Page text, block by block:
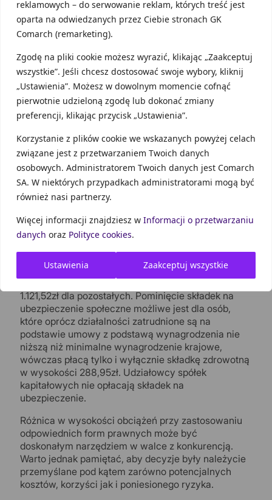
reklamowych – do serwowanie reklam, których treść jest
oparta na odwiedzanych przez Ciebie stronach GK
Comarch (remarketing).
Zgodę na pliki cookie możesz wyrazić, klikając „Zaakceptuj
wszystkie”. Jeśli chcesz dostosować swoje wybory, kliknij
„Ustawienia”. Możesz w dowolnym momencie cofnąć
pierwotnie udzieloną zgodę lub dokonać zmiany
preferencji, klikając przycisk „Ustawienia”.
Korzystanie z plików cookie we wskazanych powyżej celach
związane jest z przetwarzaniem Twoich danych
osobowych. Administratorem Twoich danych jest Comarch
SA. W niektórych przypadkach administratorami mogą być
również nasi partnerzy.
Więcej informacji znajdziesz w Informacji o przetwarzaniu
danych oraz Polityce cookies.
Ustawienia Zaakceptuj wszystkie
udziałowca od odpowiedzialności za zobowiązania
spółki jest możliwość utworzenia spółki
komandytowej, w której rolę komplementariusza
pełni spółka z o.o. z minimalnym kapitałem oraz
minimalnym prawem do udziału w zysku, a rolę
komandytariusza pełni osoba fizyczna opłacająca
podatek dochodowy na zasadach ogólnych (liniowo
lub wg skali).
Zgodnie z przepisami ustawy o systemie
składek na ubezpieczenie społeczne i zdrowotne są
osoby prowadzące pozarolniczą działalność
gospodarczą. W katalogu tych osób oprócz osób
prowadzących indywidualną działalność, czy
działalność w formie spółki cywilnej znaleźli się
także wspólnicy jednoosobowej spółki z o.o., spółki
jawnej, komandytowej i partnerskiej. Wysokość
obciążeń waha się w 2016r. od 451,68zł dla nowego
podstawie wpisu do CEIDG, lub która nie prowadziła
1.121,52zł dla pozostałych. Pominięcie składek na
ubezpieczenie społeczne możliwe jest dla osób,
które oprócz działalności zatrudnione są na
podstawie umowy z podstawą wynagrodzenia nie
niższą niż minimalne wynagrodzenie krajowe,
wówczas płacą tylko i wyłącznie składkę zdrowotną
w wysokości 288,95zł. Udziałowcy spółek
kapitałowych nie opłacają składek na
ubezpieczenie.
Różnica w wysokości obciążeń przy zastosowaniu
odpowiednich form prawnych może być
doskonałym narzędziem w walce z konkurencją.
Warto jednak pamiętać, aby decyzje były należycie
przemyślane pod kątem zarówno potencjalnych
kosztów, korzyści jak i poniesionego ryzyka.